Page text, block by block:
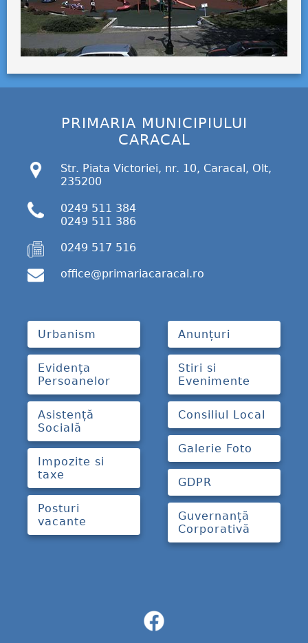
PRIMARIA MUNICIPIULUI
CARACAL
Str. Piata Victoriei, nr. 10, Caracal, Olt,
235200
0249 511 384
0249 511 386
0249 517 516
office@primariacaracal.ro
Urbanism
Evidența
Persoanelor
Asistență
Socială
Impozite si
taxe
Posturi
vacante
Anunțuri
Stiri si
Evenimente
Consiliul Local
Galerie Foto
GDPR
Guvernanță
Corporativă